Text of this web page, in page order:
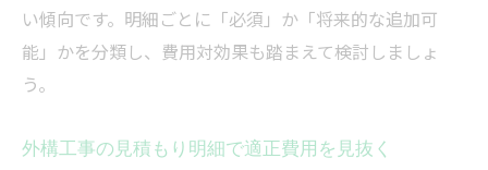
い傾向です。明細ごとに「必須」か「将来的な追加可
能」かを分類し、費用対効果も踏まえて検討しましょ
う。
外構工事の見積もり明細で適正費用を見抜く